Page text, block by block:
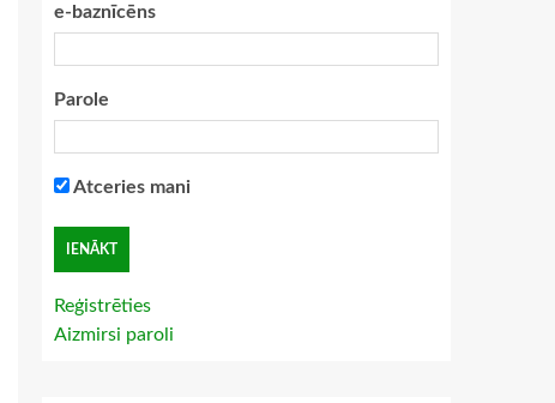
e-baznīcēns
Parole
Atceries mani
Reģistrēties
Aizmirsi paroli